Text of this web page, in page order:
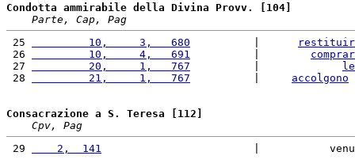
Condotta ammirabile della Divina Provv. [104]
Parte, Cap, Pag
25
         10,     3,   680
26
         10,     4,   691
comprar
27
         20,     1,   767
28
         21,     1,   767
accolgono
Consacrazione a S. Teresa [112]
Cpv, Pag
29
    2,  141
|